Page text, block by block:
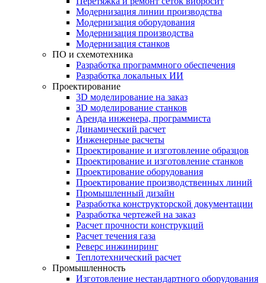
Модернизация линии производства
Модернизация оборудования
Модернизация производства
Модернизация станков
ПО и схемотехника
Разработка программного обеспечения
Разработка локальных ИИ
Проектирование
3D моделирование на заказ
3D моделирование станков
Аренда инженера, программиста
Динамический расчет
Инженерные расчеты
Проектирование и изготовление образцов
Проектирование и изготовление станков
Проектирование оборудования
Проектирование производственных линий
Промышленный дизайн
Разработка конструкторской документации
Разработка чертежей на заказ
Расчет прочности конструкций
Расчет течения газа
Реверс инжиниринг
Теплотехнический расчет
Промышленность
Изготовление нестандартного оборудования